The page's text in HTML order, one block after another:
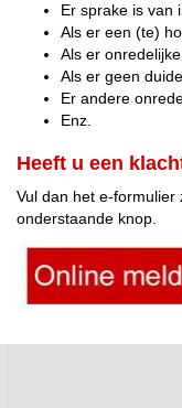
Er sprake is van
Als er een (te)
Als er
Als er geen
Er andere
Enz.
Heeft u een
Vul dan het e-formulier
onderstaande knop.